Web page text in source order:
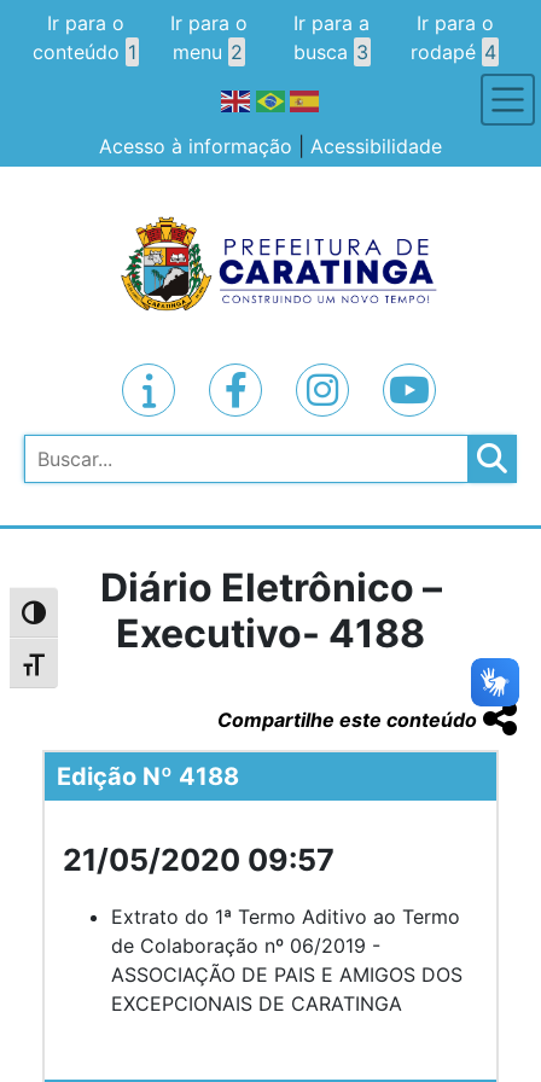
Alternar alto contraste
Alternar tamanho da fonte
Ir para o
conteúdo 1
Ir para o
menu 2
Ir para a
busca 3
Ir para o
rodapé 4
Acesso à informação Acessibilidade
Pesquisar
Diário Eletrônico –
Executivo- 4188
Compartilhe este conteúdo
Edição Nº 4188
21/05/2020 09:57
Extrato do 1ª Termo Aditivo ao Termo
de Colaboração nº 06/2019 -
ASSOCIAÇÃO DE PAIS E AMIGOS DOS
EXCEPCIONAIS DE CARATINGA